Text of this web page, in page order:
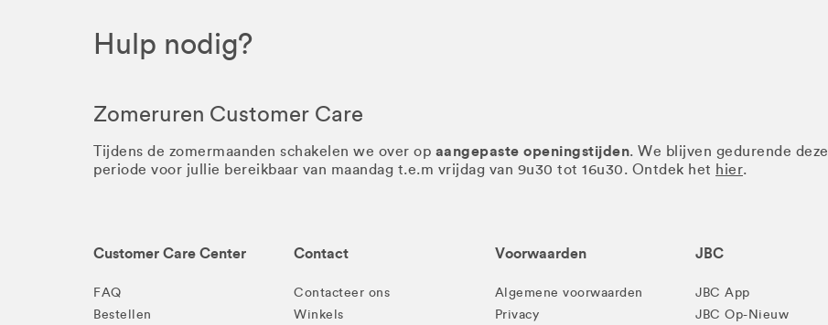
Hulp nodig?
Zomeruren Customer Care
Tijdens de zomermaanden schakelen we over op aangepaste openingstijden. We blijven gedurende deze
periode voor jullie bereikbaar van maandag t.e.m vrijdag van 9u30 tot 16u30. Ontdek het hier.
Customer Care Center
FAQ
Bestellen
Contact
Contacteer ons
Winkels
Voorwaarden
Algemene voorwaarden
Privacy
JBC
JBC App
JBC Op-Nieuw